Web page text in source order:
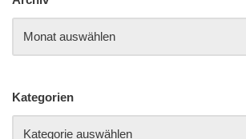
Kategorien